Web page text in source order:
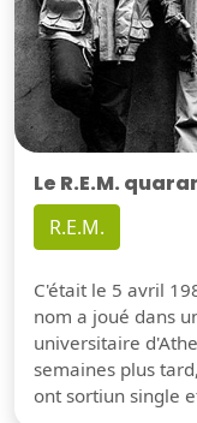
Le R.E.M.
R.E.M.
C'était le 5 avril
nom a joué dans
universitaire
semaines plus
ont sortiun single